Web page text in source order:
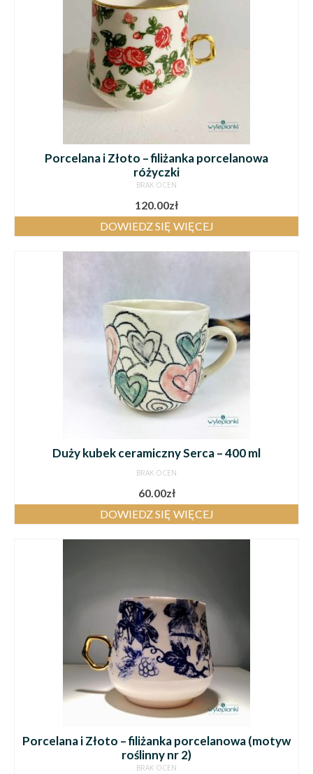
Porcelana i Złoto – filiżanka porcelanowa
różyczki
BRAK OCEN
120.00zł
DOWIEDZ SIĘ WIĘCEJ
Duży kubek ceramiczny Serca – 400 ml
BRAK OCEN
60.00zł
DOWIEDZ SIĘ WIĘCEJ
Porcelana i Złoto – filiżanka porcelanowa (motyw
roślinny nr 2)
BRAK OCEN